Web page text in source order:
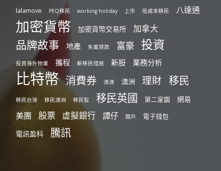
lalamove PEQ移民 working holiday 上市 低成本移民 八達通
加密貨幣 加密貨幣交易所 加拿大
品牌故事 地產 失業貸款 富豪 投資
投資海外物業 攜程 新移民措施 新股 業務分析
比特幣 消費券 滴滴 澳洲 理財 移民
移民台灣 移民澳洲 移民監 移民英國 第二家園 網易
美團 股票 虛擬銀行 譚仔 開戶 電子錢包
電訊盈科 騰訊